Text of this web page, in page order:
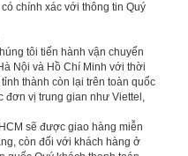
chính xác với thông tin Quý
tôi tiến hành vận chuyển
Nội và Hồ Chí Minh với thời
thành còn lại trên toàn quốc
đơn vị trung gian như Viettel,
sẽ được giao hàng miễn
còn đối với khách hàng ở